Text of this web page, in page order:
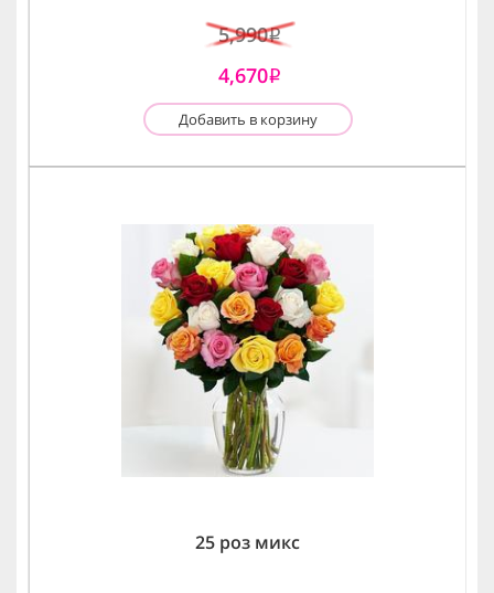
5,990i
4,670i
Добавить в корзину
25 роз микс